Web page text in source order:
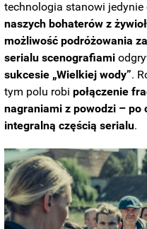
technologia stanowi
naszych bohaterów z
możliwość podróżowania
serialu scenografiami
sukcesie „Wielkiej wody”.
tym polu robi połączenie
nagraniami z powodzi – po
integralną częścią serialu.